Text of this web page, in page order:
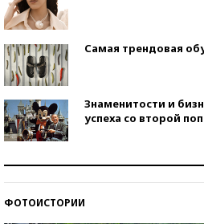
Самая трендовая
Знаменитости и
успеха со второй
ФОТОИСТОРИИ